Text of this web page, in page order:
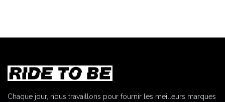
Chaque jour, nous travaillons pour fournir les meilleurs marques